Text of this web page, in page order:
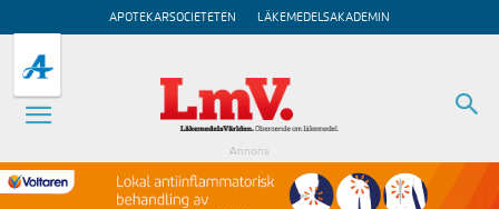
APOTEKARSOCIETETEN LÄKEMEDELSAKADEMIN
Annons